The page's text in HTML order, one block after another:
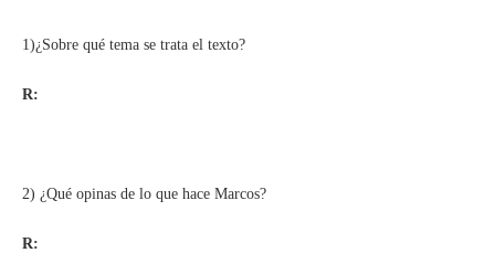
1)¿Sobre qué tema se trata el texto?
R:
2) ¿Qué opinas de lo que hace Marcos?
R: